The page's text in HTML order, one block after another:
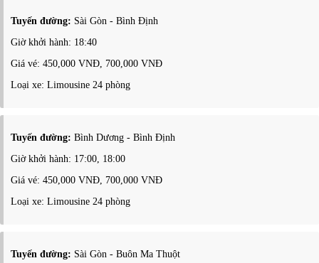
Tuyến đường: Sài Gòn - Bình Định
Giờ khởi hành: 18:40
Giá vé: 450,000 VNĐ, 700,000 VNĐ
Loại xe: Limousine 24 phòng
Tuyến đường: Bình Dương - Bình Định
Giờ khởi hành: 17:00, 18:00
Giá vé: 450,000 VNĐ, 700,000 VNĐ
Loại xe: Limousine 24 phòng
Tuyến đường: Sài Gòn - Buôn Ma Thuột